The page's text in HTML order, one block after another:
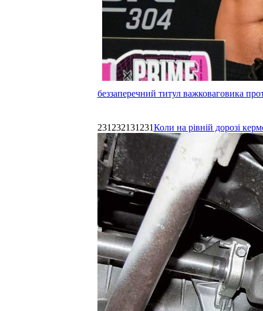
беззаперечний титул важковаговика
231232131231Коли на рівній дорозі